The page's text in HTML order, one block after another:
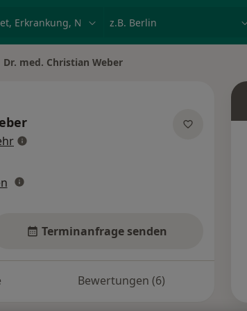
ändern
Dr. med. Christian Weber
über Spezialisierungen
Terminanfrage senden
Bewertungen (6)